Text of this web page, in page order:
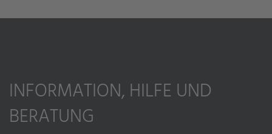
INFORMATION, HILFE UND
BERATUNG